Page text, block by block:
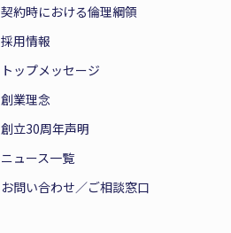
契約時における倫理綱領
採用情報
トップメッセージ
創業理念
創立30周年声明
ニュース一覧
お問い合わせ／ご相談窓口